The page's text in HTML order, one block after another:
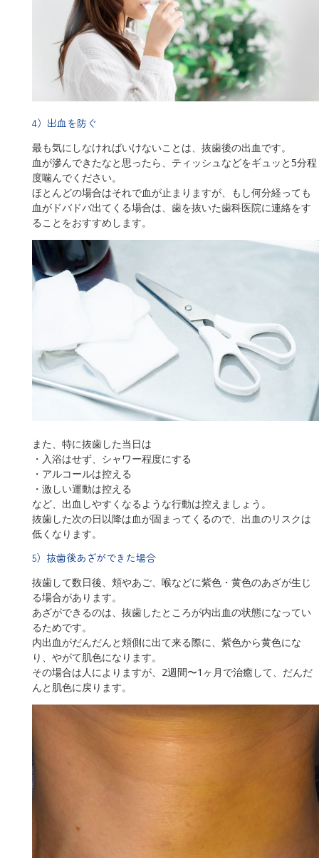
4）出血を防ぐ
最も気にしなければいけないことは、抜歯後の出血です。
血が滲んできたなと思ったら、ティッシュなどをギュッと5分程
度噛んでください。
ほとんどの場合はそれで血が止まりますが、もし何分経っても
血がドバドバ出てくる場合は、歯を抜いた歯科医院に連絡をす
ることをおすすめします。
また、特に抜歯した当日は
・入浴はせず、シャワー程度にする
・アルコールは控える
・激しい運動は控える
など、出血しやすくなるような行動は控えましょう。
抜歯した次の日以降は血が固まってくるので、出血のリスクは
低くなります。
5）抜歯後あざができた場合
抜歯して数日後、頬やあご、喉などに紫色・黄色のあざが生じ
る場合があります。
あざができるのは、抜歯したところが内出血の状態になってい
るためです。
内出血がだんだんと頬側に出て来る際に、紫色から黄色にな
り、やがて肌色になります。
その場合は人によりますが、2週間〜1ヶ月で治癒して、だんだ
んと肌色に戻ります。